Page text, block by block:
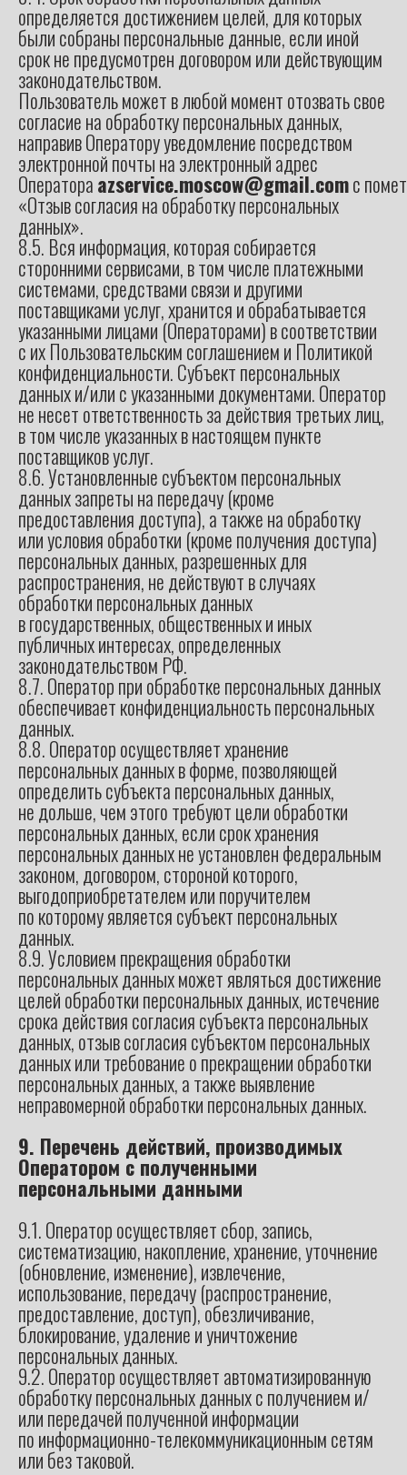
определяется достижением целей, для которых
были собраны персональные данные, если иной
срок не предусмотрен договором или действующим
законодательством.
Пользователь может в любой момент отозвать свое
согласие на обработку персональных данных,
направив Оператору уведомление посредством
электронной почты на электронный адрес
Оператораazservice.moscow@gmail.comс
«Отзыв согласия на обработку персональных
данных».
8.5. Вся информация, которая собирается
сторонними сервисами, в том числе платежными
системами, средствами связи и другими
поставщиками услуг, хранится и обрабатывается
указанными лицами (Операторами) в соответствии
с их Пользовательским соглашением и Политикой
конфиденциальности. Субъект персональных
данных и/или с указанными документами. Оператор
не несет ответственность за действия третьих лиц,
в том числе указанных в настоящем пункте
поставщиков услуг.
8.6. Установленные субъектом персональных
данных запреты на передачу (кроме
предоставления доступа), а также на обработку
или условия обработки (кроме получения доступа)
персональных данных, разрешенных для
распространения, не действуют в случаях
обработки персональных данных
в государственных, общественных и иных
публичных интересах, определенных
законодательством РФ.
8.7. Оператор при обработке персональных данных
обеспечивает конфиденциальность персональных
данных.
8.8. Оператор осуществляет хранение
персональных данных в форме, позволяющей
определить субъекта персональных данных,
не дольше, чем этого требуют цели обработки
персональных данных, если срок хранения
персональных данных не установлен федеральным
законом, договором, стороной которого,
выгодоприобретателем или поручителем
по которому является субъект персональных
данных.
8.9. Условием прекращения обработки
персональных данных может являться достижение
целей обработки персональных данных, истечение
срока действия согласия субъекта персональных
данных, отзыв согласия субъектом персональных
данных или требование о прекращении обработки
персональных данных, а также выявление
неправомерной обработки персональных данных.
9. Перечень действий, производимых
Оператором с полученными
персональными данными
9.1. Оператор осуществляет сбор, запись,
систематизацию, накопление, хранение, уточнение
(обновление, изменение), извлечение,
использование, передачу (распространение,
предоставление, доступ), обезличивание,
блокирование, удаление и уничтожение
персональных данных.
9.2. Оператор осуществляет автоматизированную
обработку персональных данных с получением и/
или передачей полученной информации
по информационно-телекоммуникационным сетям
или без таковой.